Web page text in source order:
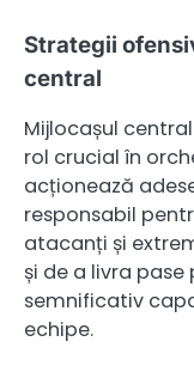
Strategii
central
Mijlocașul
rol crucial în
acționează
responsabil
atacanți și
și de a livra
semnificativ
echipe.